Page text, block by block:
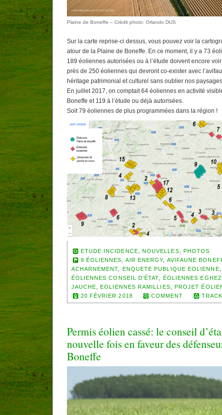
Plaine de Boneffe – Crédit photo: Orlando DUS
Sur la carte reprise-ci dessus, vous pouvez voir la
atour de la Plaine de Boneffe. En ce moment, il y a 73
189 éoliennes autorisées ou à l’étude doivent encore
près de 250 éoliennes qui devront co-exister avec
héritage patrimonial et culturel sans oublier nos
En juillet 2017, on comptait 64 éoliennes en activité
Boneffe et 119 à l’étude ou déjà autorisées.
Soit 79 éoliennes de plus programmées dans la région !
ETUDE INCIDENCE NOUVELLES
PHOTOS
9 ÉOLIENNES
AIR ENERGY
AVIFAUNE
ACHARNEMENT
ENQUETE PUBLIQUE EOLIENNE
ÉOLIENNES CONSEIL D'ÉTAT
ÉOLIENNES
JAUCHE ,EOLIENNES RAMILLIES
PROJET
20 FÉVRIER 2018
COMMENT
Permis éolien cassé: le conseil
nouvelle fois en faveur des
Boneffe